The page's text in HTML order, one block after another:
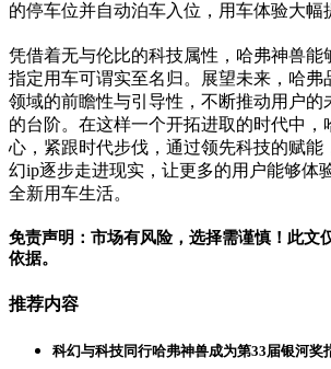
的停车位并自动泊车入位，用车体验大幅
凭借着无与伦比的科技属性，哈弗神兽能
指定用车可谓实至名归。展望未来，哈弗
领域的前瞻性与引导性，不断推动用户的
的台阶。在这样一个开拓进取的时代中，
心，紧跟时代步伐，通过领先科技的赋能
幻ip逐步走进现实，让更多的用户能够体
全新用车生活。
免责声明：市场有风险，选择需谨慎！此文
依据。
推荐内容
科幻与科技同行哈弗神兽成为第33届银河奖